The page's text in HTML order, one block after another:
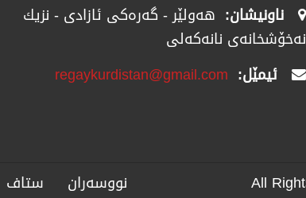
ناونیشان: هەولێر - گەرەکی ئازادی - نزیك
نەخۆشخانەی نانەکەلی
ئیمێل: regaykurdistan@gmail.com
ستاف نووسەران